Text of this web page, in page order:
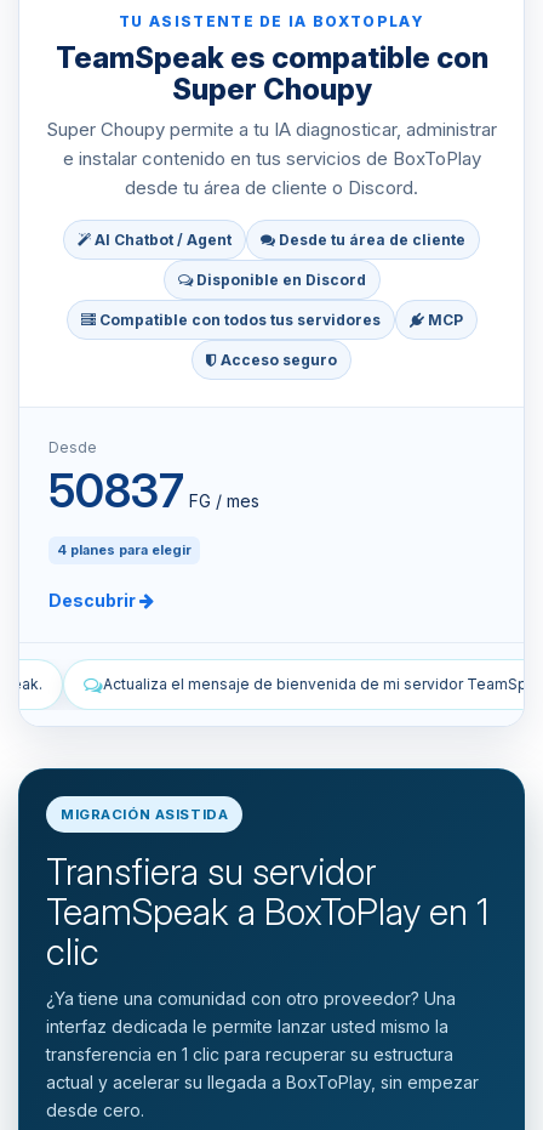
TU ASISTENTE DE IA BOXTOPLAY
TeamSpeak es compatible con
Super Choupy
Super Choupy permite a tu IA diagnosticar, administrar
e instalar contenido en tus servicios de BoxToPlay
desde tu área de cliente o Discord.
AI Chatbot / Agent Desde tu área de cliente
Disponible en Discord
Compatible con todos tus servidores MCP
Acceso seguro
Desde
50837 FG / mes
4 planes para elegir
Descubrir
de mi servidor TeamSpeak. Lista los snapshots
MIGRACIÓN ASISTIDA
Transfiera su servidor
TeamSpeak a BoxToPlay en 1
clic
¿Ya tiene una comunidad con otro proveedor? Una
interfaz dedicada le permite lanzar usted mismo la
transferencia en 1 clic para recuperar su estructura
actual y acelerar su llegada a BoxToPlay, sin empezar
desde cero.